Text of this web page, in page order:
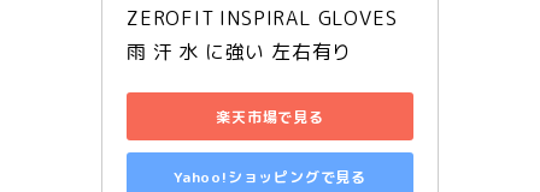
ZEROFIT INSPIRAL GLOVES
雨 汗 水 に強い 左右有り
楽天市場で見る
Yahoo!ショッピングで見る